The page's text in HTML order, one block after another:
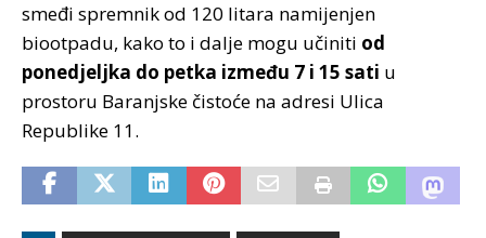
smeđi spremnik od 120 litara namijenjen
biootpadu, kako to i dalje mogu učiniti od
ponedjeljka do petka između 7 i 15 sati u
prostoru Baranjske čistoće na adresi Ulica
Republike 11.